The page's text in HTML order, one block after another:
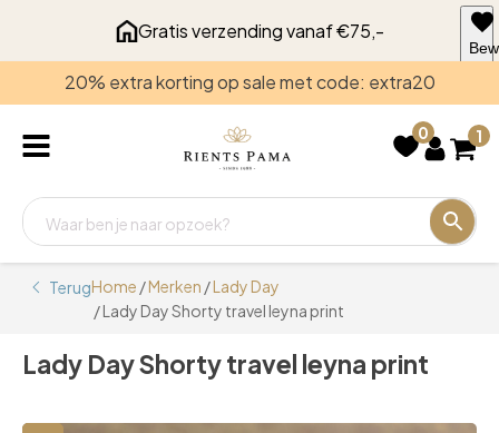
Gratis verzending vanaf €75,-
20% extra korting op sale met code: extra20
0 1
TerugHome /Merken /Lady Day
/ Lady Day Shorty travel leyna print
Lady Day Shorty travel leyna print
voor